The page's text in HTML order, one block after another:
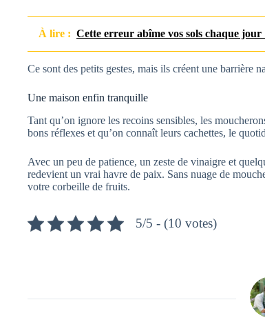
À lire : Cette erreur abîme vos sols chaque
Ce sont des petits gestes, mais ils créent une barrière
Une maison enfin tranquille
Tant qu’on ignore les recoins sensibles, les
bons réflexes et qu’on connaît leurs cachettes, le
Avec un peu de patience, un zeste de vinaigre et
redevient un vrai havre de paix. Sans nuage de
votre corbeille de fruits.
5/5 - (10 votes)